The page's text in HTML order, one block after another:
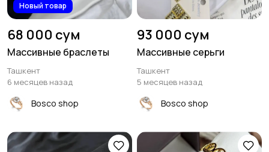
Новый товар
68 000 сум
Массивные браслеты
Ташкент
6 месяцев назад
Bosco shop
93 000 сум
Массивные серьги
Ташкент
5 месяцев назад
Bosco shop